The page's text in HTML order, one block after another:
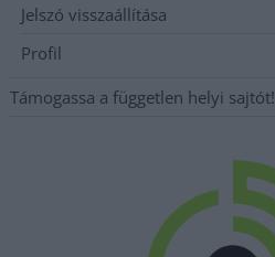
Jelszó visszaállítása
Profil
Támogassa a független helyi sajtót!